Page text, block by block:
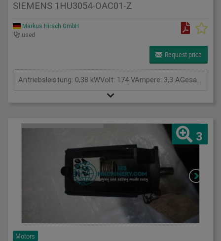
SIEMENS 1HU3054-OAC01-Z
Markus Hirsch GmbH
used
Request price
Antriebsleistung: 0,38 kWVolt: 174 VAmpere: 3,3 AGesamtleistungsbedarf: kWMaschinengewicht ca.: tRaumbedarf ca.: m
3
Motors